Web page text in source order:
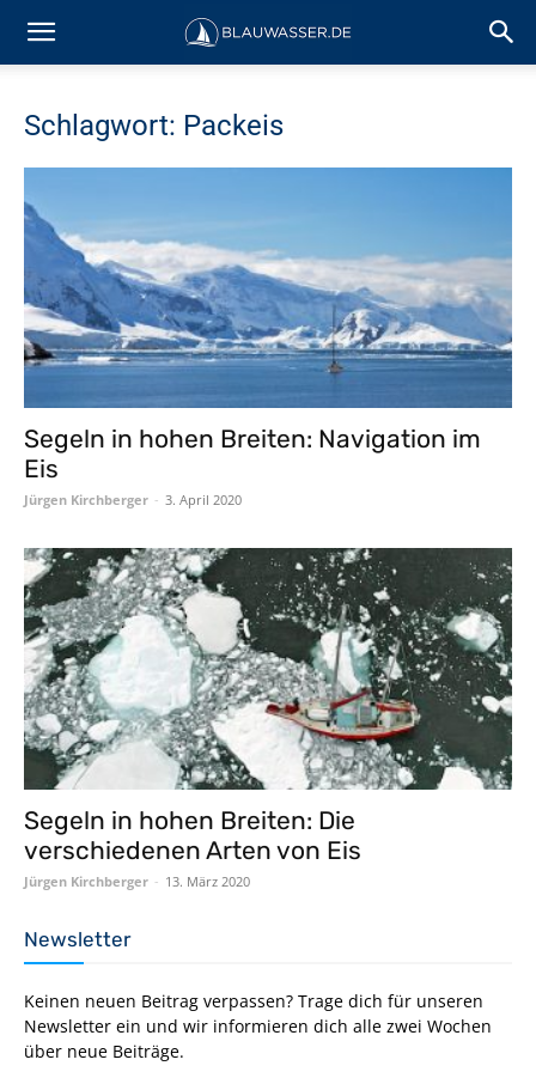
Schlagwort: Packeis
Segeln in hohen Breiten: Navigation im
Eis
Jürgen Kirchberger - 3. April 2020
Segeln in hohen Breiten: Die
verschiedenen Arten von Eis
Jürgen Kirchberger - 13. März 2020
Newsletter
Keinen neuen Beitrag verpassen? Trage dich für unseren
Newsletter ein und wir informieren dich alle zwei Wochen
über neue Beiträge.